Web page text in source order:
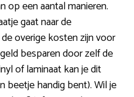
op een aantal manieren.
gaat naar de
overige kosten zijn voor
besparen door zelf de
of laminaat kan je dit
beetje handig bent). Wil je